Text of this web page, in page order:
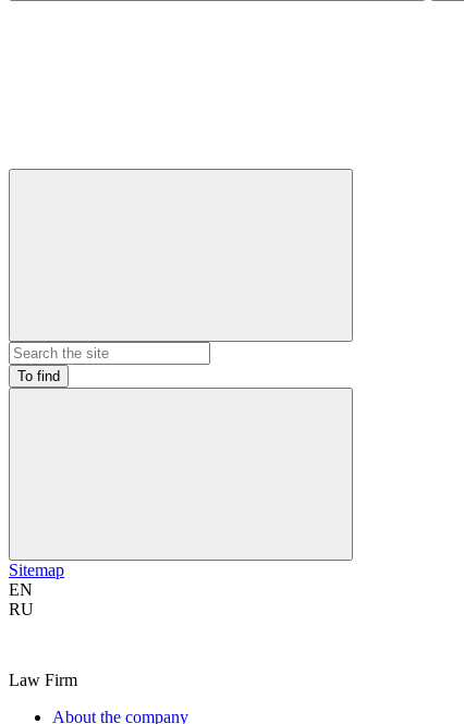
To find
Sitemap
EN
RU
Law Firm
About the company